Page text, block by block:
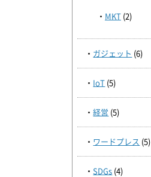
MKT(2)
ガジェット (6)
IoT (5)
経営 (5)
ワードプレス (5)
SDGs (4)